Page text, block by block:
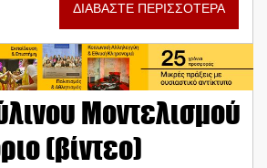
ΔΙΑΒΑΣΤΕ ΠΕΡΙΣΣΟΤΕΡΑ
Μοντελισμού
(βίντεο)